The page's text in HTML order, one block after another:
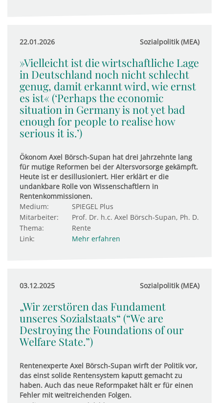
22.01.2026 Sozialpolitik (MEA)
»Vielleicht ist die wirtschaftliche Lage
in Deutschland noch nicht schlecht
genug, damit erkannt wird, wie ernst
es ist« (‘Perhaps the economic
situation in Germany is not yet bad
enough for people to realise how
serious it is.’)
Ökonom Axel Börsch-Supan hat drei Jahrzehnte lang
für mutige Reformen bei der Altersvorsorge gekämpft.
Heute ist er desillusioniert. Hier erklärt er die
undankbare Rolle von Wissenschaftlern in
Rentenkommissionen.
Medium:
SPIEGEL Plus
Mitarbeiter:
Prof. Dr. h.c. Axel Börsch-Supan, Ph. D.
Thema:
Rente
Link:
Mehr erfahren
03.12.2025 Sozialpolitik (MEA)
„Wir zerstören das Fundament
unseres Sozialstaats“ (“We are
Destroying the Foundations of our
Welfare State.”)
Rentenexperte Axel Börsch-Supan wirft der Politik vor,
das einst solide Rentensystem kaputt gemacht zu
haben. Auch das neue Reformpaket hält er für einen
Fehler mit weitreichenden Folgen.